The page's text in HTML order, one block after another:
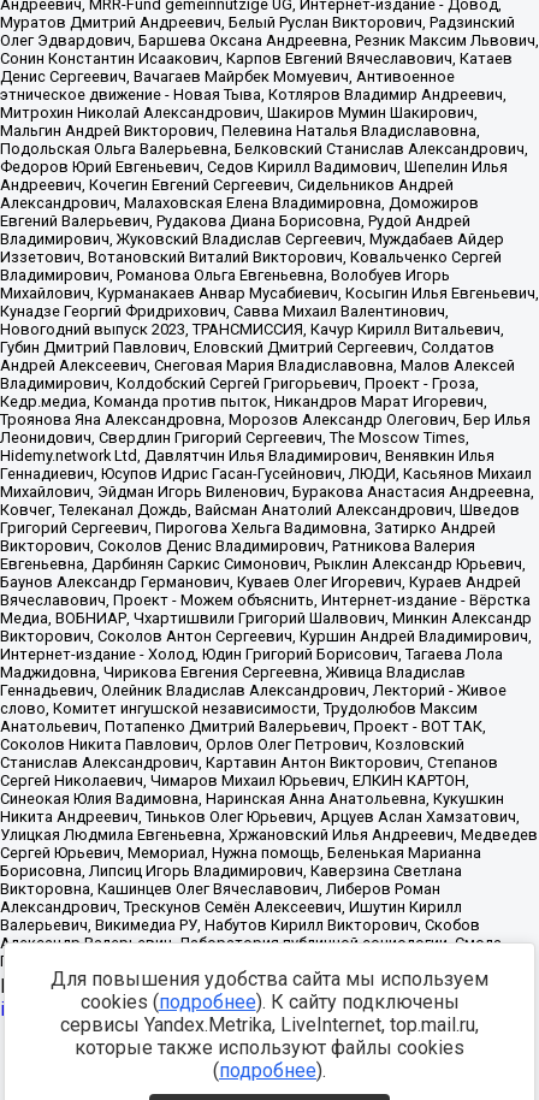
Источник:https://minjust.gov.ru/uploaded/files/reestr-
inostrannyih-agentov-22-03-2024.pdfданные на22.03.2024
Разработка -
Для повышения удобства сайта мы используем
cookies (подробнее). К сайту подключены
сервисы Yandex.Metrika, LiveInternet, top.mail.ru,
которые также используют файлы cookies
(подробнее).